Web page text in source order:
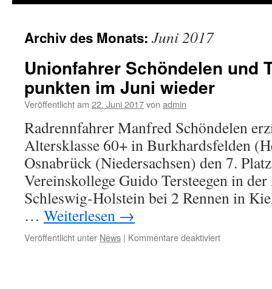
Archiv des Monats: Juni 2017
Unionfahrer Schöndelen und
punkten im Juni wieder
Veröffentlicht am 22. Juni 2017von admin
Radrennfahrer Manfred Schöndelen
Altersklasse 60+ in Burkhardsfelden
Osnabrück (Niedersachsen) den 7.
Vereinskollege Guido Tersteegen in
Schleswig-Holstein bei 2 Rennen in
… Weiterlesen →
Veröffentlicht unter News | Kommentare deaktiviert